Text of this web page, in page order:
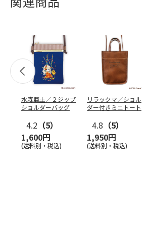
水森亜土／２ジップ
ショルダーバッグ
4.2 （5）
1,600円
(送料別・税込)
リラックマ／ショル
ダー付きミニトート
4.8 （5）
1,950円
(送料別・税込)